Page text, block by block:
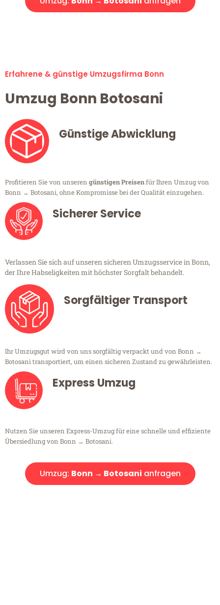
Erfahrene & günstige Umzugsfirma Bonn
Umzug Bonn Botosani
Günstige Abwicklung
Profitieren Sie von unseren günstigen Preisenfür Ihren Umzug von
Bonn → Botosani, ohne Kompromisse bei der Qualität einzugehen.
Sicherer Service
Verlassen Sie sich auf unseren sicheren Umzugsservice in Bonn,
der Ihre Habseligkeiten mit höchster Sorgfalt behandelt.
Sorgfältiger Transport
Ihr Umzugsgut wird von uns sorgfältig verpackt und von Bonn →
Botosani transportiert, um einen sicheren Zustand zu gewährleisten.
Express Umzug
Nutzen Sie unseren Express-Umzug für eine schnelle und effiziente
Übersiedlung von Bonn → Botosani.
Umzug: Bonn → Botosani anfragen